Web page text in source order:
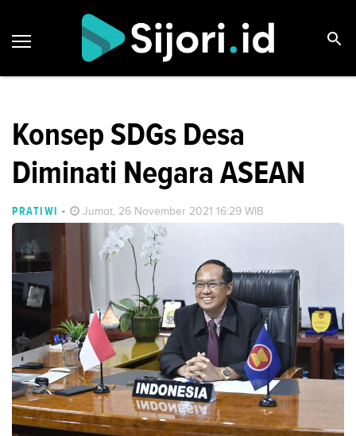
Konsep SDGs Desa
Diminati Negara ASEAN
PRATIWI - Jumat, 26 November 2021 16:29 WIB